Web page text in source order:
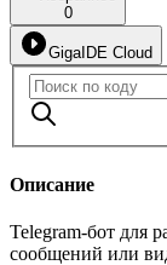
0
GigaIDE Cloud
Описание
Telegram-бот для
сообщений или